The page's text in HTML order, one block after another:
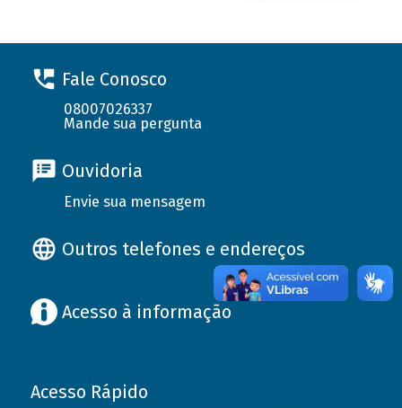
Fale Conosco
08007026337
Mande sua pergunta
Ouvidoria
Envie sua mensagem
Outros telefones e endereços
Acesso à informação
Acesso Rápido